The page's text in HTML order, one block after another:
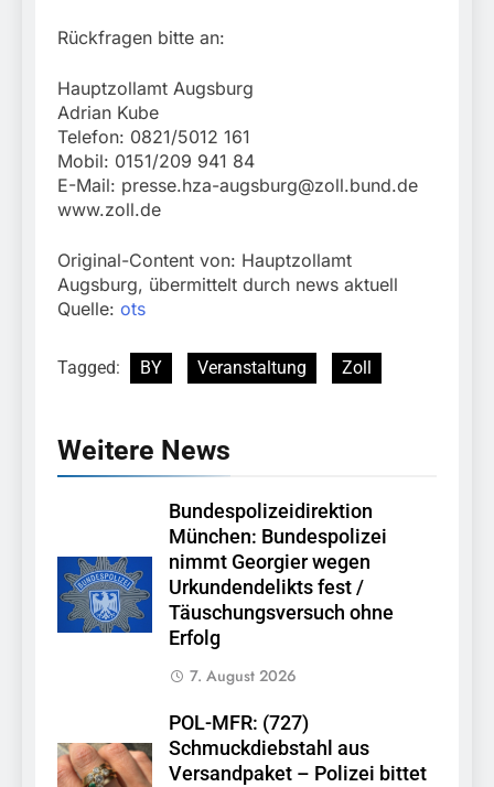
Rückfragen bitte an:
Hauptzollamt Augsburg
Adrian Kube
Telefon: 0821/5012 161
Mobil: 0151/209 941 84
E-Mail: presse.hza-augsburg@zoll.bund.de
www.zoll.de
Original-Content von: Hauptzollamt
Augsburg, übermittelt durch news aktuell
Quelle: ots
Tagged: BY Veranstaltung Zoll
Weitere News
Bundespolizeidirektion
München: Bundespolizei
nimmt Georgier wegen
Urkundendelikts fest /
Täuschungsversuch ohne
Erfolg
7. August 2026
POL-MFR: (727)
Schmuckdiebstahl aus
Versandpaket – Polizei bittet